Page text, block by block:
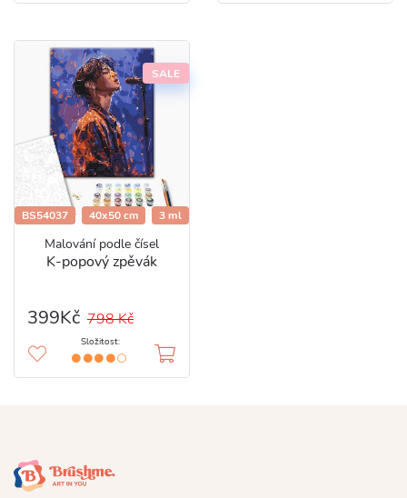
SALE
BS54037 40x50 cm 3 ml
Malování podle čísel
K-popový zpěvák
399Kč 798 Kč
Složitost: